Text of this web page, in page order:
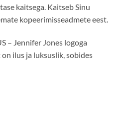
kaitsega. Kaitseb Sinu
kopeerimisseadmete eest.
– Jennifer Jones logoga
ilus ja luksuslik, sobides